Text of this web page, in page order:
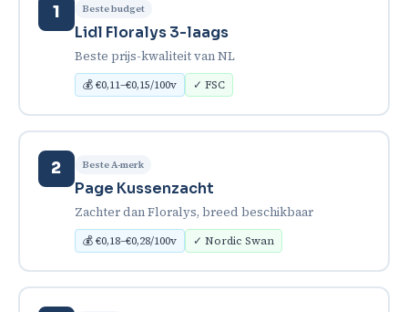
1 Beste budget
Lidl Floralys 3-laags
Beste prijs-kwaliteit van NL
💰 €0,11–€0,15/100v ✓ FSC
2 Beste A-merk
Page Kussenzacht
Zachter dan Floralys, breed beschikbaar
💰 €0,18–€0,28/100v ✓ Nordic Swan